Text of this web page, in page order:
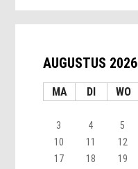
AUGUSTUS 2026
MA DI WO
3
4 5
10
11 12
17
18 19